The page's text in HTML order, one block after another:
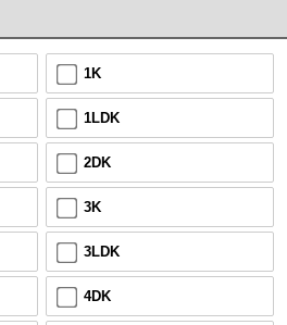
1K
1LDK
2DK
3K
3LDK
4DK